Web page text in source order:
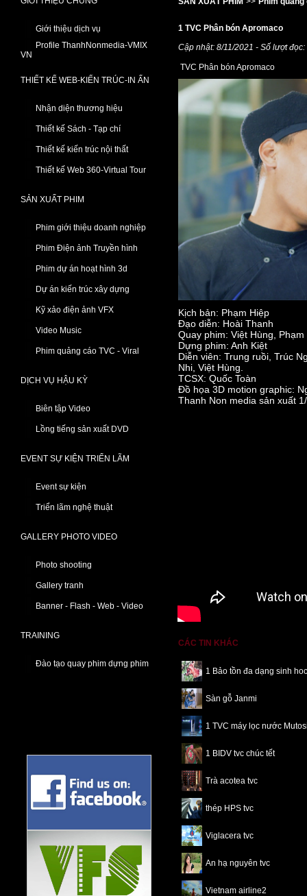
Giới thiệu dịch vụ
Profile ThanhNonmedia-VMIX
VN
THIẾT KẾ WEB-KIẾN TRÚC-IN ẤN
Nhận diện thương hiệu
Thiết kế Sách - Tạp chí
Thiết kế kiến trúc nội thất
Thiết kế Web 360-Virtual Tour
SẢN XUẤT PHIM
Phim giới thiệu doanh nghiệp
Phim Điện ảnh Truyền hình
Phim dự án hoạt hình 3d
Dự án kiến trúc xây dựng
Kỹ xảo điện ảnh VFX
Video Music
Phim quảng cáo TVC - Viral
DỊCH VỤ HẬU KỲ
Biên tập Video
Lồng tiếng sản xuất DVD
EVENT SỰ KIỆN TRIỂN LÃM
Event sự kiện
Triển lãm nghệ thuật
GALLERY PHOTO VIDEO
Photo shooting
Gallery tranh
Banner - Flash - Web - Video
TRAINING
Đào tạo quay phim dựng phim
1 TVC Phân bón Apromaco
Cập nhật: 8/11/2021 - Số lượt
TVC Phân bón Apromaco
Kịch bản: Phạm Hiệp
Đạo diễn: Hoài Thanh
Quay phim: Việt Hùng, Phạm
Dựng phim: Anh Kiệt
Diễn viên: Trung ruồi, Trúc
Nhi, Việt Hùng.
TCSX: Quốc Toàn
Đồ họa 3D motion graphic:
Thanh Non media sản xuất
CÁC TIN KHÁC
1 Bảo tồn đa dạng sinh hoc
Sàn gỗ Janmi
1 TVC máy lọc nước
1 BIDV tvc chúc tết
Trà acotea tvc
thép HPS tvc
Viglacera tvc
An hạ nguyên tvc
Vietnam airline2